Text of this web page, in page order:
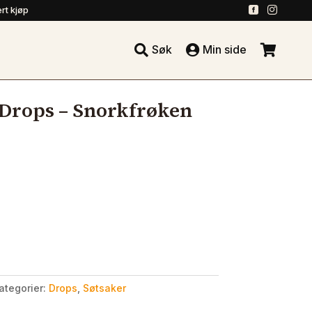
kjøp  
 Søk  Min side 
– Snorkfrøken
Drops Søtsaker